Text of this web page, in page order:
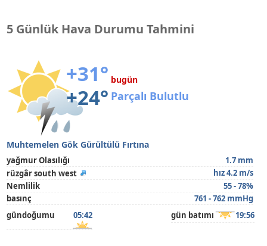
5 Günlük Hava Durumu Tahmini
+31°
+24°
bugün
Parçalı Bulutlu
Muhtemelen Gök Gürültülü Fırtına
yağmur Olasılığı
1.7 mm
rüzgâr south west
hız 4.2 m/s
Nemlilik
55 - 78%
basınç
761 - 762 mmHg
gündoğumu
05:42 gün batımı 19:56